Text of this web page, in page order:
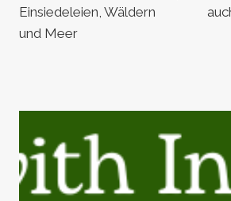
Einsiedeleien, Wäldern
und Meer